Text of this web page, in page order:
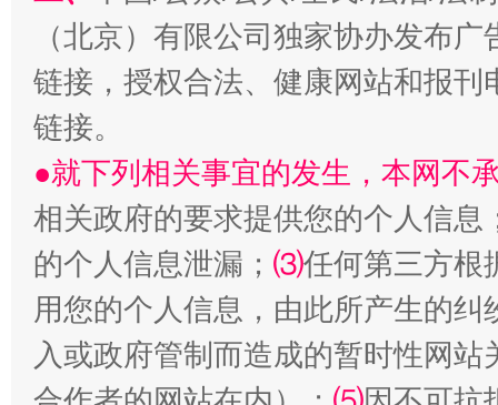
揭开“小金库”的免责幌子
受贿1.44亿！段成刚被判无期 从幼
（北京）有限公司独家协办发布
链接，授权合法、健康网站和报
链接。
●就下列相关事宜的发生，本网不
相关政府的要求提供您的个人信息
的个人信息泄漏； ⑶任何第三方根
用您的个人信息，由此所产生的纠
入或政府管制而造成的暂时性网